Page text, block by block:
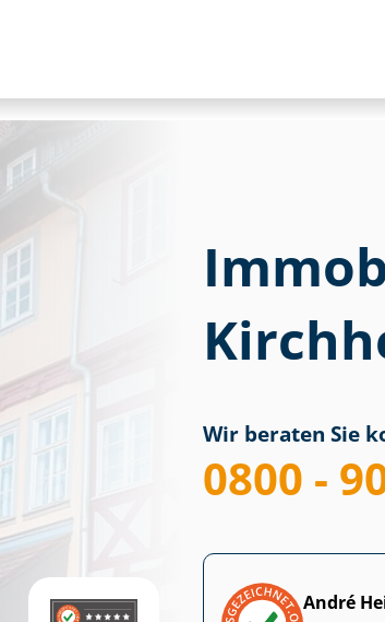
Wir beraten Sie
0800 -
André